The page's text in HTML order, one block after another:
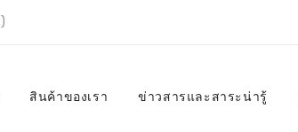
สินค้าของเรา ข่าวสารและสาระน่ารู้